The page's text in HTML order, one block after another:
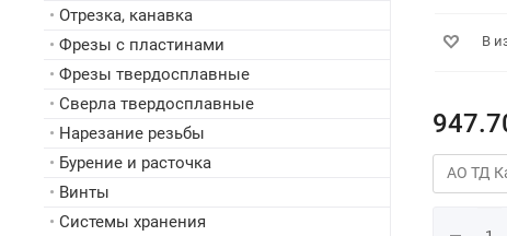
В
• Отрезка, канавка
• Фрезы с пластинами
• Фрезы твердосплавные
• Сверла твердосплавные
• Нарезание резьбы
• Бурение и расточка
• Винты
• Системы хранения